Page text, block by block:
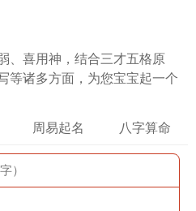
、喜用神，结合三才五格原
等诸多方面，为您宝宝起一个
周易起名 八字算命